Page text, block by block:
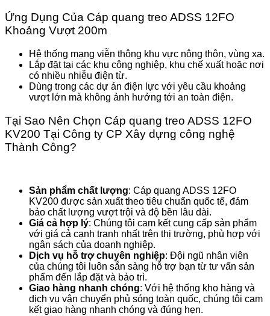
Ứng Dụng Của Cáp quang treo ADSS 12FO
Khoảng Vượt 200m
Hệ thống mạng viễn thông khu vực nông thôn, vùng xa.
Lắp đặt tại các khu công nghiệp, khu chế xuất hoặc nơi
có nhiều nhiễu điện từ.
Dùng trong các dự án điện lực với yêu cầu khoảng
vượt lớn mà không ảnh hưởng tới an toàn điện.
Tại Sao Nên Chọn Cáp quang treo ADSS 12FO
KV200 Tại Công ty CP Xây dựng công nghệ
Thành Công?
Sản phẩm chất lượng: Cáp quang ADSS 12FO
KV200 được sản xuất theo tiêu chuẩn quốc tế, đảm
bảo chất lượng vượt trội và độ bền lâu dài.
Giá cả hợp lý: Chúng tôi cam kết cung cấp sản phẩm
với giá cả cạnh tranh nhất trên thị trường, phù hợp với
ngân sách của doanh nghiệp.
Dịch vụ hỗ trợ chuyên nghiệp: Đội ngũ nhân viên
của chúng tôi luôn sẵn sàng hỗ trợ bạn từ tư vấn sản
phẩm đến lắp đặt và bảo trì.
Giao hàng nhanh chóng: Với hệ thống kho hàng và
dịch vụ vận chuyển phủ sóng toàn quốc, chúng tôi cam
kết giao hàng nhanh chóng và đúng hẹn.